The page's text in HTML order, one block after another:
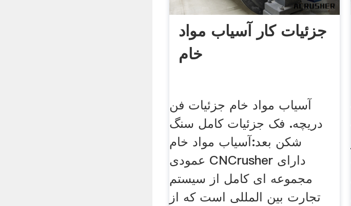
جزئیات کار آسیاب مواد
خام
آسیاب مواد خام جزئیات فن
دریچه. فک جزئیات کامل سنگ
شکن بعد:آسیاب مواد خام
عمودی CNCrusher دارای
مجموعه ای کامل از سیستم
تجارت بین المللی است که از